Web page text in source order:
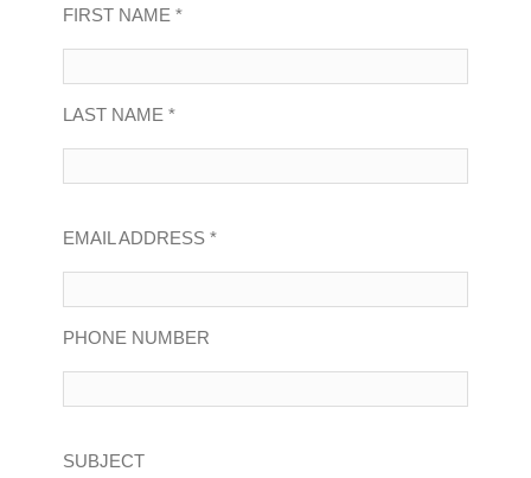
FIRST NAME *
LAST NAME *
EMAIL ADDRESS *
PHONE NUMBER
SUBJECT